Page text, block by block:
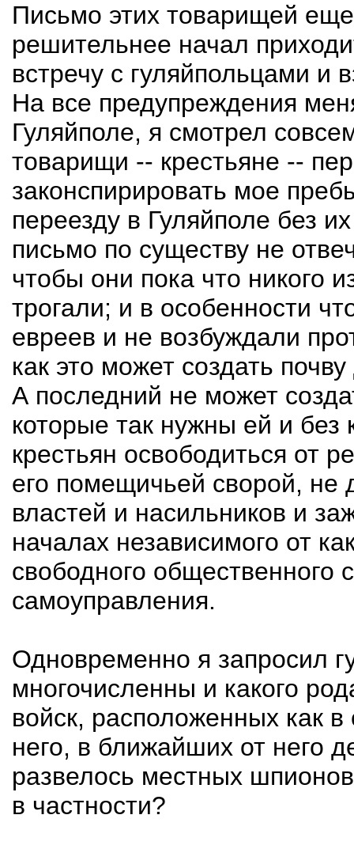
Письмо этих товарищей
решительнее начал
встречу с гуляйпольцами и
На все предупреждения
Гуляйполе, я смотрел
товарищи -- крестьяне --
законспирировать мое
переезду в Гуляйполе без
письмо по существу не
чтобы они пока что никого
трогали; и в особенности
евреев и не возбуждали
как это может создать
А последний не может
которые так нужны ей и
крестьян освободиться от
его помещичьей сворой, не
властей и насильников и
началах независимого от
свободного общественного
самоуправления.
Одновременно я запросил
многочисленны и какого
войск, расположенных как
него, в ближайших от него
развелось местных
в частности?